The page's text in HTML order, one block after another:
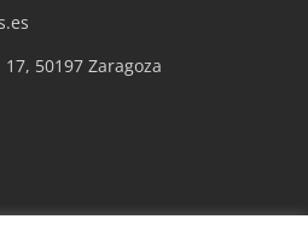
17, 50197 Zaragoza